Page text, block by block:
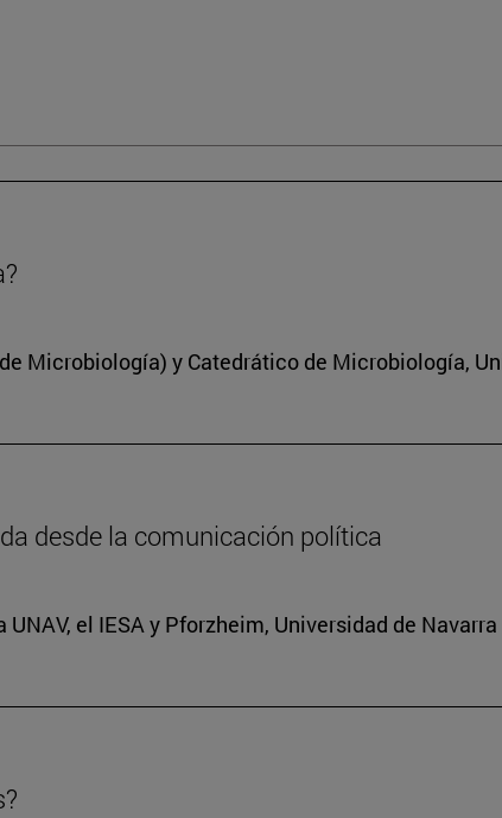
Microbiología) y Catedrático de Microbiología,
desde la comunicación política
el IESA y Pforzheim, Universidad de Navarra